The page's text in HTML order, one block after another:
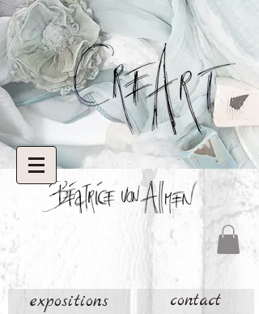
expositions contact